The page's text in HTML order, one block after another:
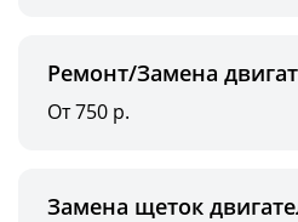
Ремонт/Замена
От 750 р.
Замена щеток